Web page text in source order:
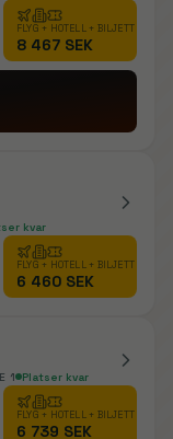
FLYG + HOTELL + BILJETT
8 467 SEK
kvar
FLYG + HOTELL + BILJETT
6 460 SEK
1 Platser kvar
FLYG + HOTELL + BILJETT
6 739 SEK